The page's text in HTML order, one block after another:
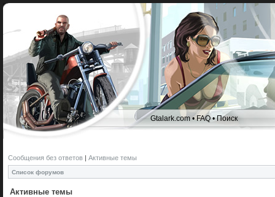
Gtalark.com •FAQ•Поиск
Сообщения без ответов | Активные темы
Список форумов
Активные темы